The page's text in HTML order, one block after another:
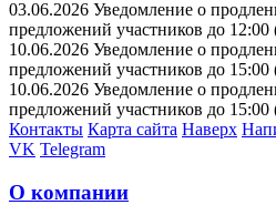
03.06.2026 Уведомление о
предложений участников до 12:00
10.06.2026 Уведомление о
предложений участников до 15:00
10.06.2026 Уведомление о
предложений участников до 15:00
Контакты Карта сайта Наверх
VK Telegram
О компании